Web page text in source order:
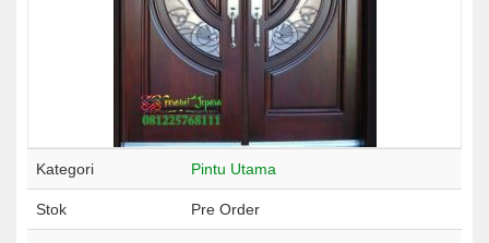
Kategori Pintu Utama
Stok Pre Order